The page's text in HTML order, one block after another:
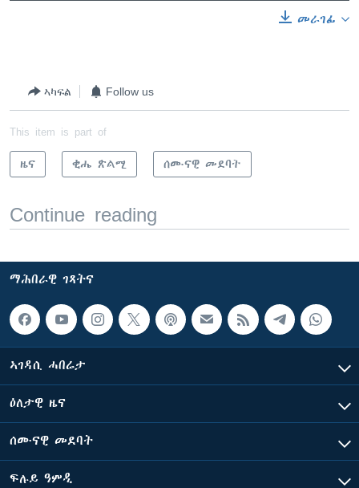
መራገፊ
ኣካፍል Follow us
This item is part of
ዜና ቂሔ ጽልሚ ሰሙናዊ መደባት
Continue reading
ማሕበራዊ ገጻትና
ኣገዳሲ ሓበሬታ
ዕለታዊ ዜና
ሰሙናዊ መደባት
ፍሉይ ዓምዲ